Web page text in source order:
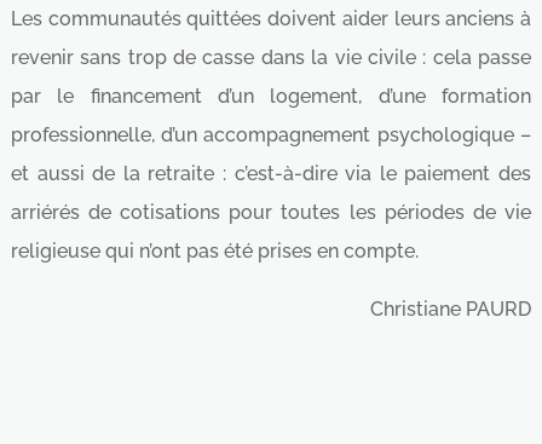
Les communautés quittées doivent aider leurs anciens à
revenir sans trop de casse dans la vie civile : cela passe
par le financement d’un logement, d’une formation
professionnelle, d’un accompagnement psychologique –
et aussi de la retraite : c’est-à-dire via le paiement des
arriérés de cotisations pour toutes les périodes de vie
religieuse qui n’ont pas été prises en compte.
Christiane PAURD